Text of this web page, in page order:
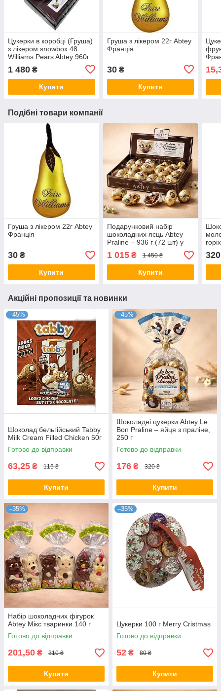
Цукерки в коробці (Груша)
з лікером snowbox 48
Williams Pears Abtey 960г
1 480 ₴
Купити
Груша з лікером 22г Abtey
Франція
30₴
Купити
Подібні товари компанії
Груша з лікером 22г Abtey
Франція
30 ₴
Купити
Подарунковий набір
шоколадних яєць Abtey
Praline – 936 г (72 шт) у
коробці, преміум
солодощі
1 015₴ 1 450 ₴
Купити
320
Акційні пропозиції та новинки
–45%
Шоколад бельгійський Tabby
Milk Cream Filled Chicken 50г
Готово до відправки
63,25 ₴ 115 ₴
Купити
–45%
Шоколадні цукерки Abtey Le
Bon Praline – яйця з праліне,
250 г
Готово до відправки
176 ₴ 320 ₴
Купити
–35%
Набір шоколадних фігурок
Abtey Мікс тваринки 140 г
Готово до відправки
201,50 ₴ 310 ₴
Купити
–35%
Цукерки 100 г Merry Cristmas
Готово до відправки
52 ₴ 80 ₴
Купити